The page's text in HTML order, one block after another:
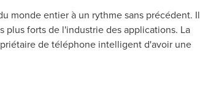
monde entier à un rythme sans précédent. Il
plus forts de l'industrie des applications. La
de téléphone intelligent d'avoir une